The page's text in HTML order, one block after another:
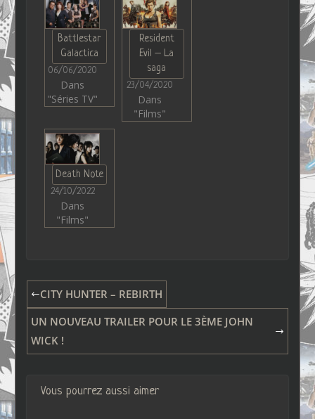
Battlestar
Galactica
06/06/2020
Dans
"Séries TV"
Resident
Evil – La
saga
23/04/2020
Dans
"Films"
Death Note
24/10/2022
Dans
"Films"
CITY HUNTER – REBIRTH
UN NOUVEAU TRAILER POUR LE 3ÈME JOHN
WICK !
Vous pourrez aussi aimer